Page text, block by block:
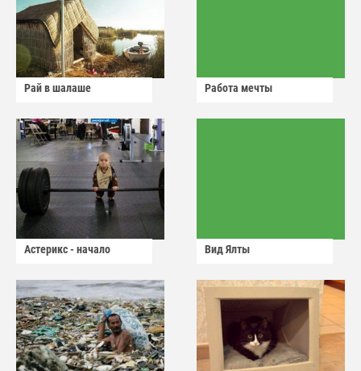
Рай в шалаше Работа мечты
Астерикс - начало Вид Ялты